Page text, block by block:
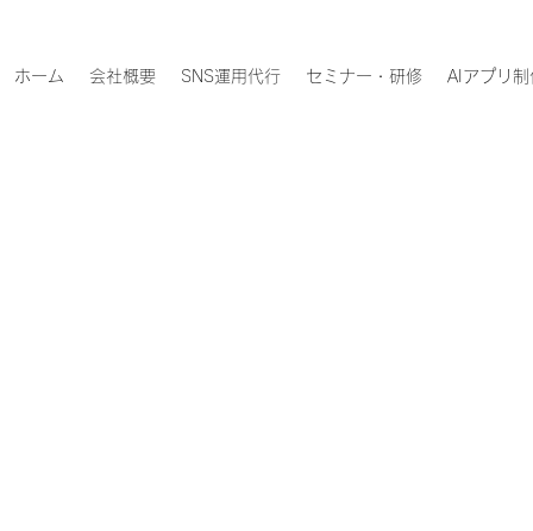
ホーム 会社概要 SNS運用代行 セミナー・研修 AIアプリ制